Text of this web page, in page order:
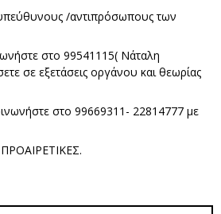
/αντιπρόσωπους των
στο 99541115( Νάταλη
σε εξετάσεις οργάνου και θεωρίας
στο 99669311- 22814777 με